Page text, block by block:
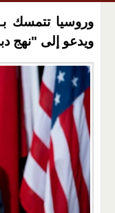
وروسيا تتمسك
ويدعو إلى "نهج